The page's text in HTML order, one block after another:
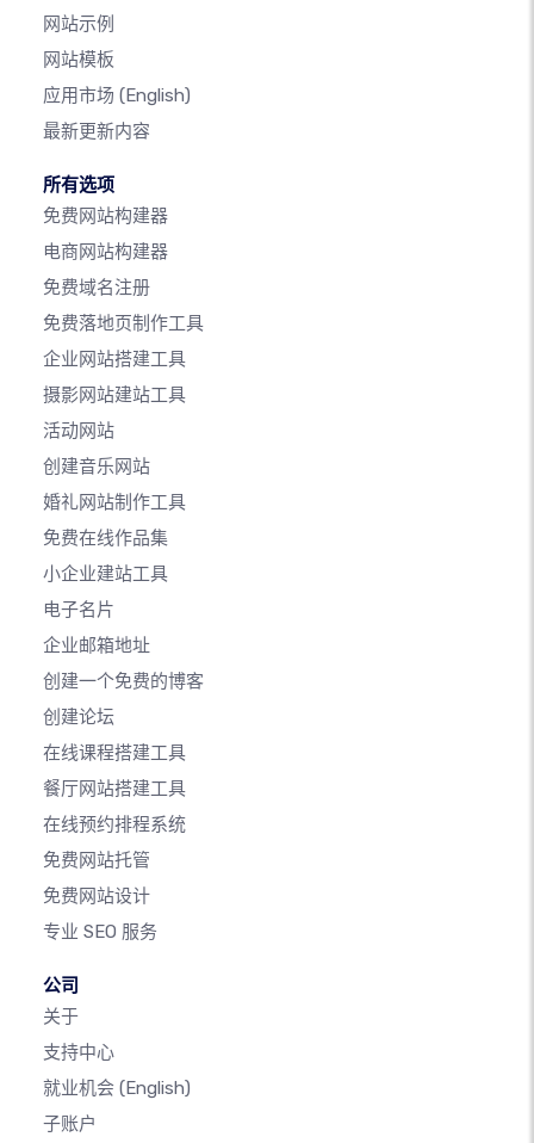
网站示例
网站模板
应用市场 (English)
最新更新内容
所有选项
免费网站构建器
电商网站构建器
免费域名注册
免费落地页制作工具
企业网站搭建工具
摄影网站建站工具
活动网站
创建音乐网站
婚礼网站制作工具
免费在线作品集
小企业建站工具
电子名片
企业邮箱地址
创建一个免费的博客
创建论坛
在线课程搭建工具
餐厅网站搭建工具
在线预约排程系统
免费网站托管
免费网站设计
专业 SEO 服务
公司
关于
支持中心
就业机会 (English)
子账户